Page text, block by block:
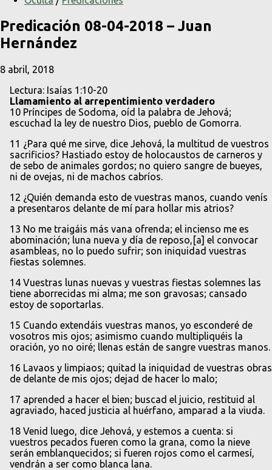
Predicación 08-04-2018 – Juan
Hernández
8 abril, 2018
Lectura: Isaías 1:10-20
Llamamiento al arrepentimiento verdadero
10 Príncipes de Sodoma, oíd la palabra de Jehová;
escuchad la ley de nuestro Dios, pueblo de Gomorra.
11 ¿Para qué me sirve, dice Jehová, la multitud de vuestros
sacrificios? Hastiado estoy de holocaustos de carneros y
de sebo de animales gordos; no quiero sangre de bueyes,
ni de ovejas, ni de machos cabríos.
12 ¿Quién demanda esto de vuestras manos, cuando venís
a presentaros delante de mí para hollar mis atrios?
13 No me traigáis más vana ofrenda; el incienso me es
abominación; luna nueva y día de reposo,[a] el convocar
asambleas, no lo puedo sufrir; son iniquidad vuestras
fiestas solemnes.
14 Vuestras lunas nuevas y vuestras fiestas solemnes las
tiene aborrecidas mi alma; me son gravosas; cansado
estoy de soportarlas.
15 Cuando extendáis vuestras manos, yo esconderé de
vosotros mis ojos; asimismo cuando multipliquéis la
oración, yo no oiré; llenas están de sangre vuestras manos.
16 Lavaos y limpiaos; quitad la iniquidad de vuestras obras
de delante de mis ojos; dejad de hacer lo malo;
17 aprended a hacer el bien; buscad el juicio, restituid al
agraviado, haced justicia al huérfano, amparad a la viuda.
18 Venid luego, dice Jehová, y estemos a cuenta: si
vuestros pecados fueren como la grana, como la nieve
serán emblanquecidos; si fueren rojos como el carmesí,
vendrán a ser como blanca lana.